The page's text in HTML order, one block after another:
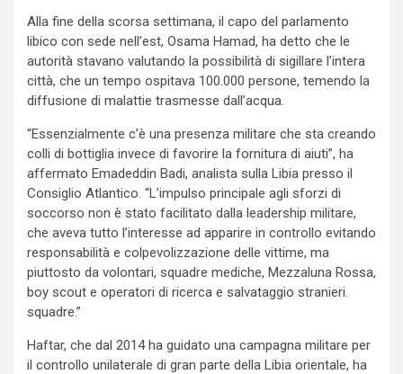
Alla fine della scorsa settimana, il capo del parlamento
libico con sede nell’est, Osama Hamad, ha detto che le
autorità stavano valutando la possibilità di sigillare l’intera
città, che un tempo ospitava 100.000 persone, temendo la
diffusione di malattie trasmesse dall’acqua.
“Essenzialmente c’è una presenza militare che sta creando
colli di bottiglia invece di favorire la fornitura di aiuti”, ha
affermato Emadeddin Badi, analista sulla Libia presso il
Consiglio Atlantico. “L’impulso principale agli sforzi di
soccorso non è stato facilitato dalla leadership militare,
che aveva tutto l’interesse ad apparire in controllo evitando
responsabilità e colpevolizzazione delle vittime, ma
piuttosto da volontari, squadre mediche, Mezzaluna Rossa,
boy scout e operatori di ricerca e salvataggio stranieri.
squadre.”
Haftar, che dal 2014 ha guidato una campagna militare per
il controllo unilaterale di gran parte della Libia orientale, ha